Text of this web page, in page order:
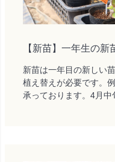
【新苗】一年生の新
新苗は一年目の新しい
植え替えが必要です。
承っております。4月中